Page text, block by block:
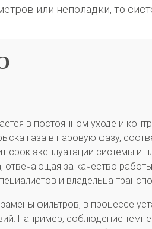
или неполадки, то
в постоянном уходе и
газа в паровую фазу,
срок эксплуатации системы и
за качество работы
и владельца
фильтров, в процессе
Например, соблюдение